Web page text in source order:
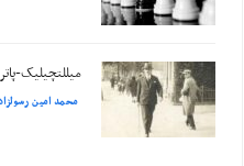
میللتچیلیک-
محمد امین